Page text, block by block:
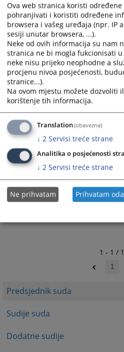
Predsjednik suda
Sudije suda
Dodatne sudije
1 - 1 / 1
1
Ova web stranica koristi
pohranjivati i koristiti određene
browsera i vašeg uređaja (npr. IP
sesiji unutar browsera, ...).
Neke od ovih informacija su nam
stranica ne bi mogla fukcionisati
neke nisu prijeko neophodne a
procjenu nivoa posjećenosti,
stranice...).
Na ovom mjestu možete dozvoliti
korištenje tih informacija.
Translation(obavezna)
↓ 2 Servisi treće strane
Analitika o posjećenosti
↓ 2 Servisi treće strane
Ne prihvatam Prihvatam